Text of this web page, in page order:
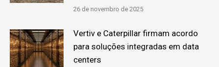
26 de novembro de 2025
Vertiv e Caterpillar firmam acordo
para soluções integradas em data
centers